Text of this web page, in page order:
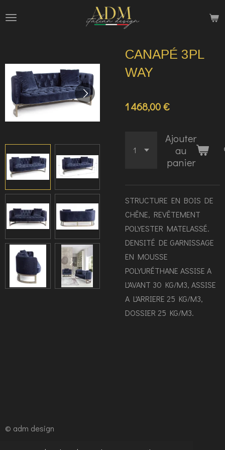
CANAPÉ 3PL
WAY
1 468,00 €
Ajouter
au
panier
STRUCTURE EN BOIS DE
CHÊNE, REVÊTEMENT
POLYESTER MATELASSÉ.
DENSITÉ DE GARNISSAGE
EN MOUSSE
POLYURÉTHANE ASSISE A
L'AVANT 30 KG/M3, ASSISE
A L'ARRIERE 25 KG/M3,
DOSSIER 25 KG/M3.
© adm design